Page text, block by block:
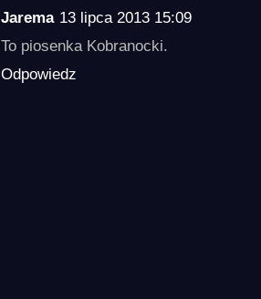
Jarema 13 lipca 2013 15:09
To piosenka Kobranocki.
Odpowiedz